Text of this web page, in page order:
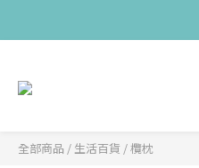
全部商品 / 生活百貨 /欖枕